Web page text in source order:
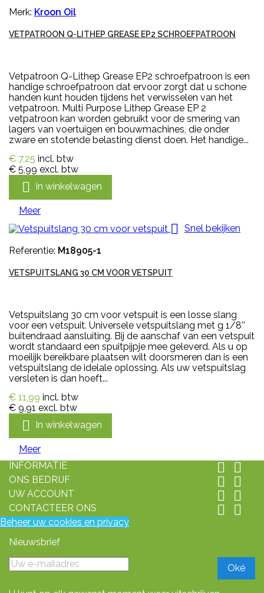
Merk: Kroon Oil
VETPATROON Q-LITHEP GREASE EP2 SCHROEFPATROON
Vetpatroon Q-Lithep Grease EP2 schroefpatroon is een
handige schroefpatroon dat ervoor zorgt dat u schone
handen kunt houden tijdens het verwisselen van het
vetpatroon. Multi Purpose Lithep Grease EP 2
vetpatroon kan worden gebruikt voor de smering van
lagers van voertuigen en bouwmachines, die onder
zware en stotende belasting dienst doen. Het handige...
€ 7,25 incl. btw
€ 5,99 excl. btw
 In winkelwagen
Meer
 Snel bekijken
Referentie: M18905-1
VETSPUITSLANG 30 CM VOOR VETSPUIT
Vetspuitslang 30 cm voor vetspuit is een losse slang
voor een vetspuit. Universele vetspuitslang met g 1/8''
buitendraad aansluiting. Bij de aanschaf van een vetspuit
wordt standaard een spuitpijpje mee geleverd. Als u op
moeilijk bereikbare plaatsen wilt doorsmeren dan is een
vetspuitslang de idelale oplossing. Als uw vetspuitslag
versleten is dan hoeft...
€ 11,99 incl. btw
€ 9,91 excl. btw
 In winkelwagen
Meer
INFORMATIE
 
ONS BEDRIJF  
UW ACCOUNT  
CONTACTEER ONS  
Beheer uw cookies en privacy
Nieuwsbrief